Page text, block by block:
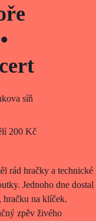
síň
200 Kč
rád hračky a technické
Jednoho dne dostal
hračku na klíček.
zpěv živého